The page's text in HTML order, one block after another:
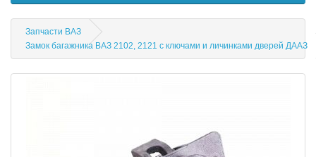
Запчасти ВАЗ
Замок багажника ВАЗ 2102, 2121 с ключами и личинками дверей ДААЗ